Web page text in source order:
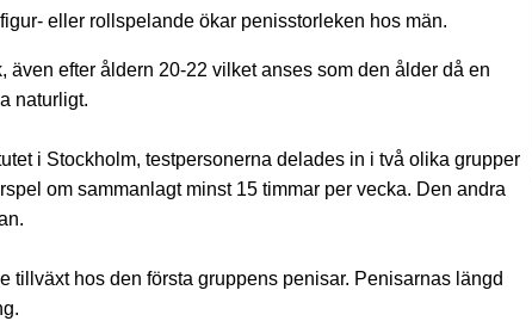
eller rollspelande ökar penisstorleken hos män.
även efter åldern 20-22 vilket anses som den ålder då en
naturligt.
i Stockholm, testpersonerna delades in i två olika grupper
om sammanlagt minst 15 timmar per vecka. Den andra
tillväxt hos den första gruppens penisar. Penisarnas längd